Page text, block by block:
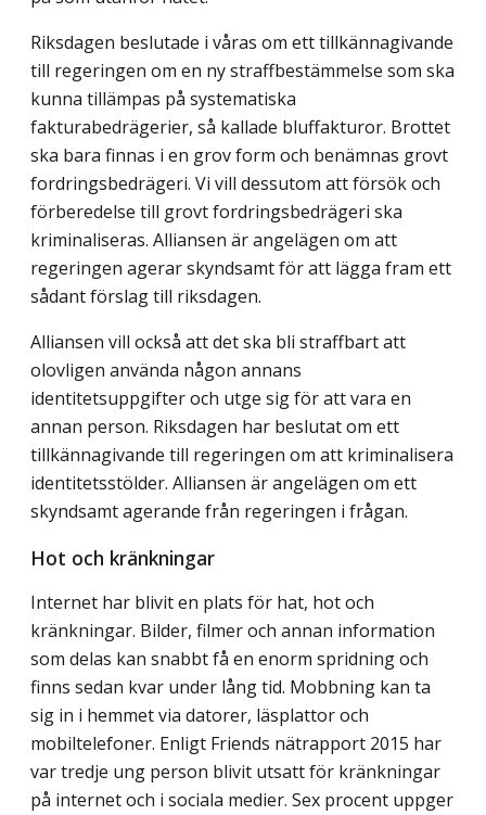
Riksdagen beslutade i våras om ett tillkännagivande
till regeringen om en ny straffbestämmelse som ska
kunna tillämpas på systematiska
fakturabedrägerier, så kallade bluffakturor. Brottet
ska bara finnas i en grov form och benämnas grovt
fordringsbedrägeri. Vi vill dessutom att försök och
förberedelse till grovt fordringsbedrägeri ska
kriminaliseras. Alliansen är angelägen om att
regeringen agerar skyndsamt för att lägga fram ett
sådant förslag till riksdagen.
Alliansen vill också att det ska bli straffbart att
olovligen använda någon annans
identitetsuppgifter och utge sig för att vara en
annan person. Riksdagen har beslutat om ett
tillkännagivande till regeringen om att kriminalisera
identitetsstölder. Alliansen är angelägen om ett
skyndsamt agerande från regeringen i frågan.
Hot och kränkningar
Internet har blivit en plats för hat, hot och
kränkningar. Bilder, filmer och annan information
som delas kan snabbt få en enorm spridning och
finns sedan kvar under lång tid. Mobbning kan ta
sig in i hemmet via datorer, läsplattor och
mobiltelefoner. Enligt Friends nätrapport 2015 har
var tredje ung person blivit utsatt för kränkningar
på internet och i sociala medier. Sex procent uppger